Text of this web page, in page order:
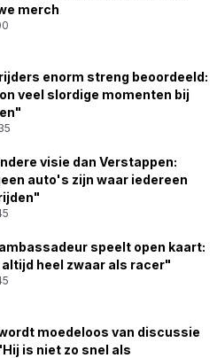
merch
enorm streng beoordeeld:
veel slordige momenten bij
visie dan Verstappen:
auto's zijn waar iedereen
speelt open kaart:
heel zwaar als racer"
moedeloos van discussie
is niet zo snel als